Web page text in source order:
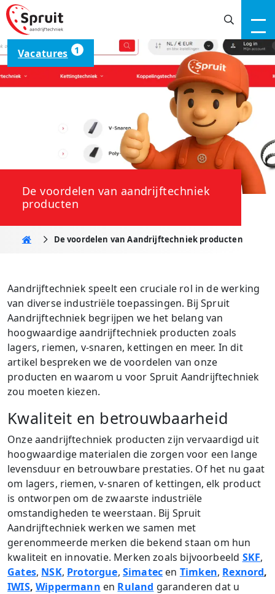
Vacatures 1
De voordelen van aandrijftechniek
producten
Home De voordelen van Aandrijftechniek producten
Aandrijftechniek speelt een cruciale rol in de werking
van diverse industriële toepassingen. Bij Spruit
Aandrijftechniek begrijpen we het belang van
hoogwaardige aandrijftechniek producten zoals
lagers, riemen, v-snaren, kettingen en meer. In dit
artikel bespreken we de voordelen van onze
producten en waarom u voor Spruit Aandrijftechniek
zou moeten kiezen.
Kwaliteit en betrouwbaarheid
Onze aandrijftechniek producten zijn vervaardigd uit
hoogwaardige materialen die zorgen voor een lange
levensduur en betrouwbare prestaties. Of het nu gaat
om lagers, riemen, v-snaren of kettingen, elk product
is ontworpen om de zwaarste industriële
omstandigheden te weerstaan. Bij Spruit
Aandrijftechniek werken we samen met
gerenommeerde merken die bekend staan om hun
kwaliteit en innovatie. Merken zoals bijvoorbeeld SKF,
Gates, NSK, Protorgue, Simatec en Timken, Rexnord,
IWIS,Wippermann en Ruland garanderen dat u